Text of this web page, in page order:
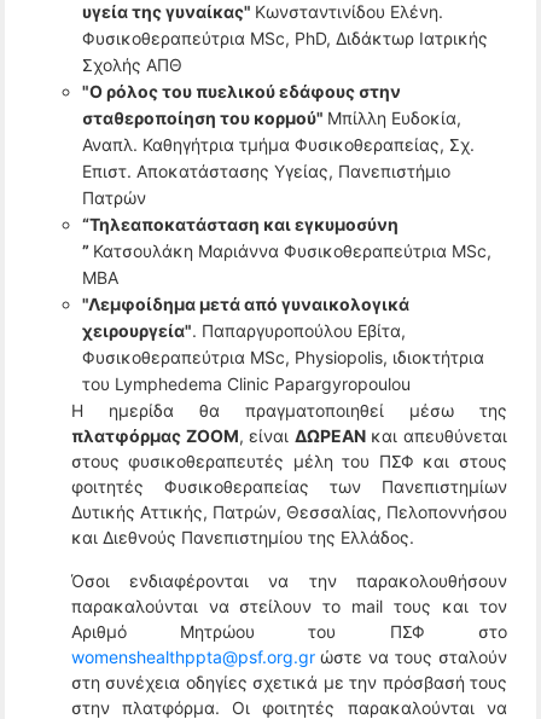
υγεία της γυναίκας" Κωνσταντινίδου Ελένη.
Φυσικοθεραπεύτρια MSc, PhD, Διδάκτωρ Ιατρικής
Σχολής ΑΠΘ
"Ο ρόλος του πυελικού εδάφους στην
σταθεροποίηση του κορμού" Μπίλλη Ευδοκία,
Αναπλ. Καθηγήτρια τμήμα Φυσικοθεραπείας, Σχ.
Επιστ. Αποκατάστασης Υγείας, Πανεπιστήμιο
Πατρών
“Τηλεαποκατάσταση και εγκυμοσύνη
” Κατσουλάκη Μαριάννα Φυσικοθεραπεύτρια MSc,
MBA
"Λεμφοίδημα μετά από γυναικολογικά
χειρουργεία". Παπαργυροπούλου Εβίτα,
Φυσικοθεραπεύτρια MSc, Physiopolis, ιδιοκτήτρια
του Lymphedema Clinic Papargyropoulou
Η ημερίδα θα πραγματοποιηθεί μέσω της
πλατφόρμας ZΟΟΜ, είναιΔΩΡΕΑΝ και απευθύνεται
στους φυσικοθεραπευτές μέλη του ΠΣΦ και στους
φοιτητές Φυσικοθεραπείας των Πανεπιστημίων
Δυτικής Αττικής, Πατρών, Θεσσαλίας, Πελοποννήσου
και Διεθνούς Πανεπιστημίου της Ελλάδος.
Όσοι ενδιαφέρονται να την παρακολουθήσουν
παρακαλούνται να στείλουν το mail τους και τον
Αριθμό Μητρώου του ΠΣΦ στο
womenshealthppta@psf.org.grώστε να τους σταλούν
στη συνέχεια οδηγίες σχετικά με την πρόσβασή τους
στην πλατφόρμα. Οι φοιτητές παρακαλούνται να